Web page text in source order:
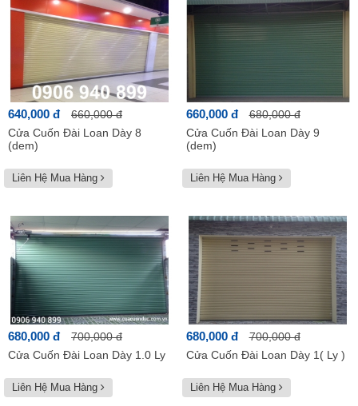
640,000 đ
660,000 đ
Cửa Cuốn Đài Loan Dày 8
(dem)
Liên Hệ Mua Hàng
660,000 đ
680,000 đ
Cửa Cuốn Đài Loan Dày 9
(dem)
Liên Hệ Mua Hàng
680,000 đ
700,000 đ
Cửa Cuốn Đài Loan Dày 1.0 Ly
Liên Hệ Mua Hàng
680,000 đ
700,000 đ
Cửa Cuốn Đài Loan Dày 1( Ly )
Liên Hệ Mua Hàng